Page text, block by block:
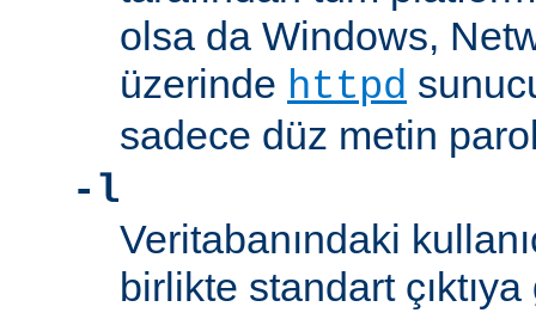
olsa da Windows,
üzerinde httpd
sadece düz metin
-l
Veritabanındaki
birlikte standart